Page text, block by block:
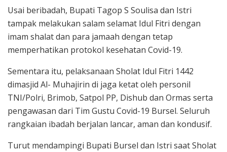
Usai beribadah, Bupati Tagop S Soulisa dan Istri
tampak melakukan salam selamat Idul Fitri dengan
imam shalat dan para jamaah dengan tetap
memperhatikan protokol kesehatan Covid-19.
Sementara itu, pelaksanaan Sholat Idul Fitri 1442
dimasjid Al- Muhajirin di jaga ketat oleh personil
TNI/Polri, Brimob, Satpol PP, Dishub dan Ormas serta
pengawasan dari Tim Gustu Covid-19 Bursel. Seluruh
rangkaian ibadah berjalan lancar, aman dan kondusif.
Turut mendampingi Bupati Bursel dan Istri saat Sholat